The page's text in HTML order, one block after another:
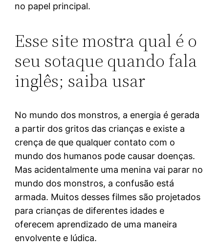
no papel principal.
Esse site mostra qual é o
seu sotaque quando fala
inglês; saiba usar
No mundo dos monstros, a energia é gerada
a partir dos gritos das crianças e existe a
crença de que qualquer contato com o
mundo dos humanos pode causar doenças.
Mas acidentalmente uma menina vai parar no
mundo dos monstros, a confusão está
armada. Muitos desses filmes são projetados
para crianças de diferentes idades e
oferecem aprendizado de uma maneira
envolvente e lúdica.